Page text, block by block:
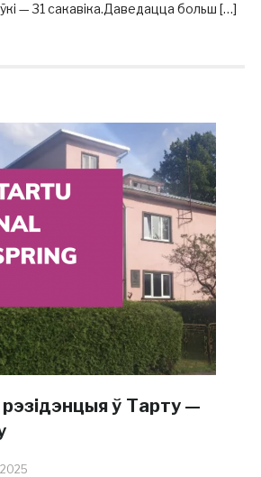
— 31 сакавіка.Даведацца больш […]
ў Тарту —